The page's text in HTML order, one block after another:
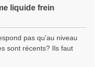
liquide frein
pas qu'au niveau
sont récents? Ils faut